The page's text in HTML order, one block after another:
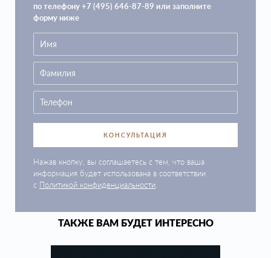
по телефону +7 (495) 646-87-89 или заполните
форму ниже
КОНСУЛЬТАЦИЯ
Нажав кнопку, вы соглашаетесь с тем, что ваша
информация будет использована в соответствии
с Политикой конфиденциальности
ТАКЖЕ ВАМ БУДЕТ ИНТЕРЕСНО